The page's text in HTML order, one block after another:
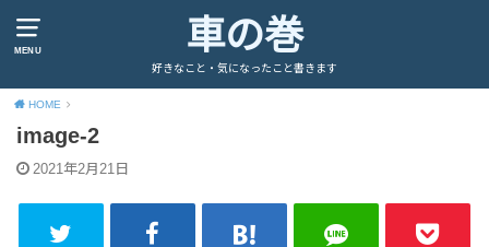
MENU 車の巻
好きなこと・気になったこと書きます
HOME
image-2
2021年2月21日